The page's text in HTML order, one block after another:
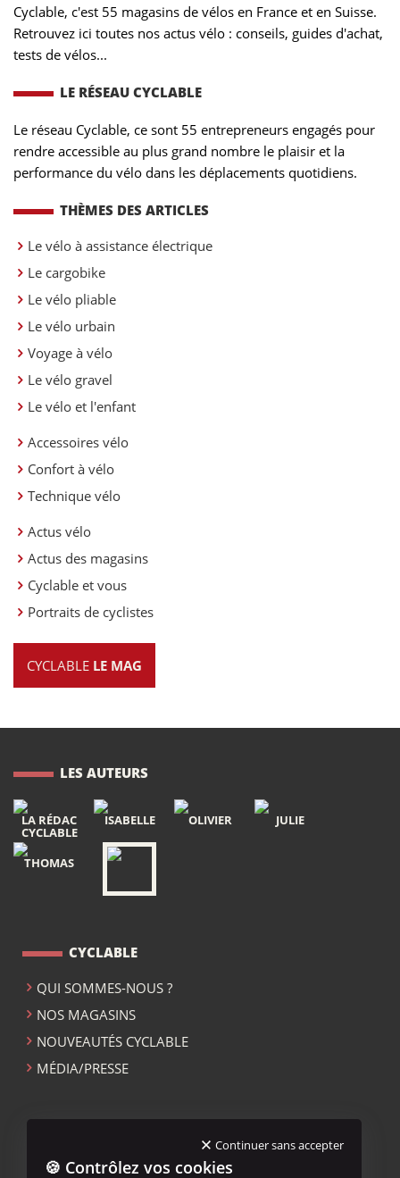
Cyclable, c'est 55 magasins de vélos en France et en Suisse.
Retrouvez ici toutes nos actus vélo : conseils, guides d'achat,
tests de vélos...
LE RÉSEAU CYCLABLE
Le réseau Cyclable, ce sont 55 entrepreneurs engagés pour
rendre accessible au plus grand nombre le plaisir et la
performance du vélo dans les déplacements quotidiens.
THÈMES DES ARTICLES
Le vélo à assistance électrique
Le cargobike
Le vélo pliable
Le vélo urbain
Voyage à vélo
Le vélo gravel
Le vélo et l'enfant
Accessoires vélo
Confort à vélo
Technique vélo
Actus vélo
Actus des magasins
Cyclable et vous
Portraits de cyclistes
CYCLABLE LE MAG
LES AUTEURS
LA RÉDAC
CYCLABLE
ISABELLE OLIVIER JULIE
THOMAS
CYCLABLE
QUI SOMMES-NOUS ?
NOS MAGASINS
NOUVEAUTÉS CYCLABLE
MÉDIA/PRESSE
MENTIONS LÉGALES
Continuer sans accepter
🍪 Contrôlez vos cookies